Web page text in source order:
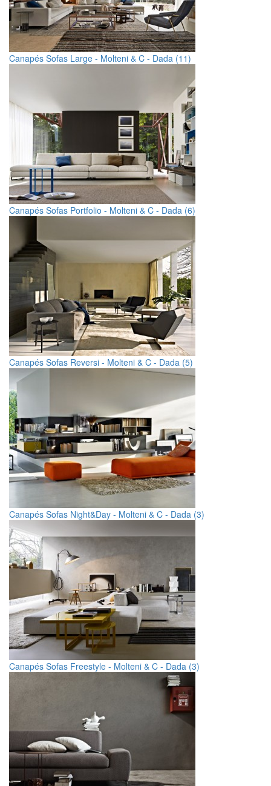
Canapés Sofas Large - Molteni & C - Dada (11)
Canapés Sofas Portfolio - Molteni & C - Dada (6)
Canapés Sofas Reversi - Molteni & C - Dada (5)
Canapés Sofas Night&Day - Molteni & C - Dada (3)
Canapés Sofas Freestyle - Molteni & C - Dada (3)